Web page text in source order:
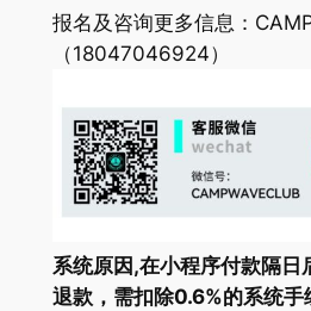
报名及咨询更多信息：
（18047046924）
系统原因,在小程序付款隔日
退款，需扣除0.6%的系统手